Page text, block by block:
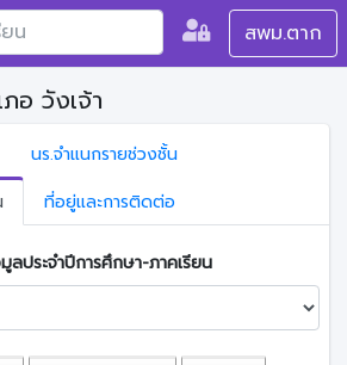
สพม.ตาก
อ วังเจ้า
นร.จำแนกรายช่วงชั้น
ที่อยู่และการติดต่อ
ลประจำปีการศึกษา-ภาคเรียน